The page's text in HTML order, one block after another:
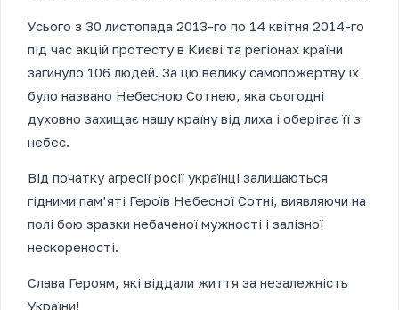
Усього з 30 листопада 2013-го по 14 квітня 2014-го
під час акцій протесту в Києві та регіонах країни
загинуло 106 людей. За цю велику самопожертву їх
було названо Небесною Сотнею, яка сьогодні
духовно захищає нашу країну від лиха і оберігає її з
небес.
Від початку агресії росії українці залишаються
гідними пам’яті Героїв Небесної Сотні, виявляючи на
полі бою зразки небаченої мужності і залізної
нескореності.
Слава Героям, які віддали життя за незалежність
України!